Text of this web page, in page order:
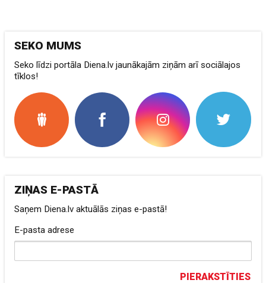
SEKO MUMS
Seko līdzi portāla Diena.lv jaunākajām ziņām arī sociālajos
tīklos!
ZIŅAS E-PASTĀ
Saņem Diena.lv aktuālās ziņas e-pastā!
E-pasta adrese
PIERAKSTĪTIES